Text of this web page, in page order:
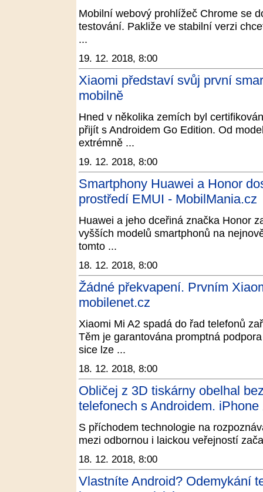
Mobilní webový prohlížeč Chrome se
testování. Pakliže ve stabilní verzi
...
19. 12. 2018, 8:00
Xiaomi představí svůj první
mobilně
Hned v několika zemích byl
přijít s Androidem Go Edition. Od
extrémně ...
19. 12. 2018, 8:00
Smartphony Huawei a Honor
prostředí EMUI - MobilMania.cz
Huawei a jeho dceřiná značka Honor
vyšších modelů smartphonů na
tomto ...
18. 12. 2018, 8:00
Žádné překvapení. Prvním
mobilenet.cz
Xiaomi Mi A2 spadá do řad telefonů
Těm je garantována promptná
sice lze ...
18. 12. 2018, 8:00
Obličej z 3D tiskárny obelhal
telefonech s Androidem.
S příchodem technologie na
mezi odbornou i laickou veřejností
18. 12. 2018, 8:00
Vlastníte Android? Odemykání